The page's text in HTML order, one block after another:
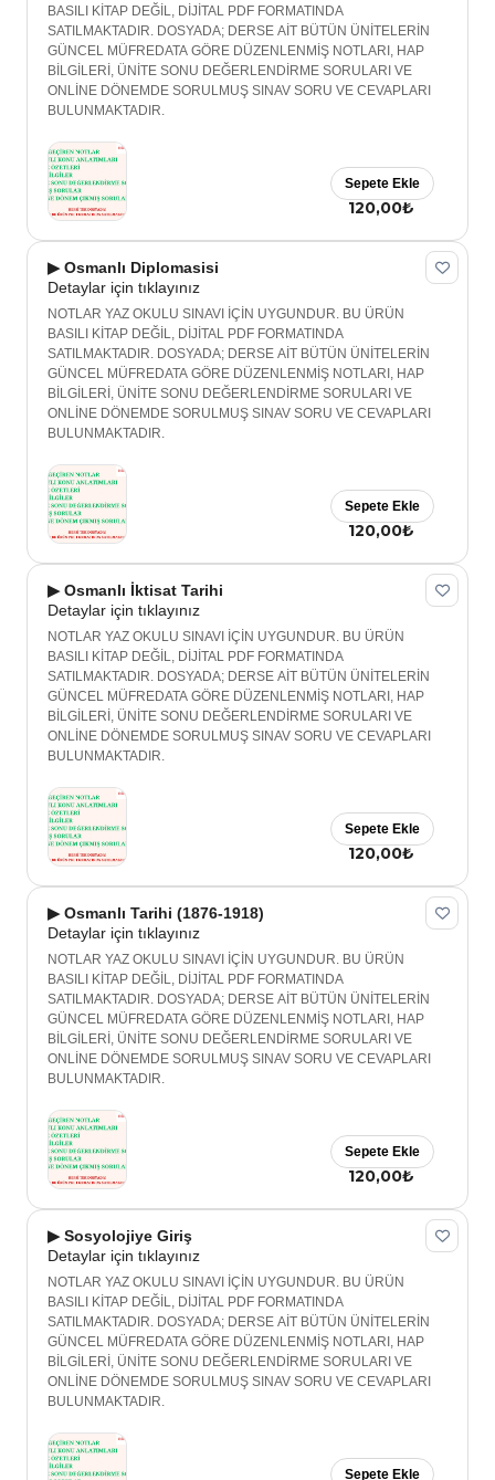
BASILI KİTAP DEĞİL, DİJİTAL PDF FORMATINDA
SATILMAKTADIR. DOSYADA; DERSE AİT BÜTÜN ÜNİTELERİN
GÜNCEL MÜFREDATA GÖRE DÜZENLENMİŞ NOTLARI, HAP
BİLGİLERİ, ÜNİTE SONU DEĞERLENDİRME SORULARI VE
ONLİNE DÖNEMDE SORULMUŞ SINAV SORU VE CEVAPLARI
BULUNMAKTADIR.
120,00₺
Sepete Ekle
▶ Osmanlı Diplomasisi
Detaylar için tıklayınız
NOTLAR YAZ OKULU SINAVI İÇİN UYGUNDUR. BU ÜRÜN
BASILI KİTAP DEĞİL, DİJİTAL PDF FORMATINDA
SATILMAKTADIR. DOSYADA; DERSE AİT BÜTÜN ÜNİTELERİN
GÜNCEL MÜFREDATA GÖRE DÜZENLENMİŞ NOTLARI, HAP
BİLGİLERİ, ÜNİTE SONU DEĞERLENDİRME SORULARI VE
ONLİNE DÖNEMDE SORULMUŞ SINAV SORU VE CEVAPLARI
BULUNMAKTADIR.
120,00₺
Sepete Ekle
▶ Osmanlı İktisat Tarihi
Detaylar için tıklayınız
NOTLAR YAZ OKULU SINAVI İÇİN UYGUNDUR. BU ÜRÜN
BASILI KİTAP DEĞİL, DİJİTAL PDF FORMATINDA
SATILMAKTADIR. DOSYADA; DERSE AİT BÜTÜN ÜNİTELERİN
GÜNCEL MÜFREDATA GÖRE DÜZENLENMİŞ NOTLARI, HAP
BİLGİLERİ, ÜNİTE SONU DEĞERLENDİRME SORULARI VE
ONLİNE DÖNEMDE SORULMUŞ SINAV SORU VE CEVAPLARI
BULUNMAKTADIR.
120,00₺
Sepete Ekle
▶ Osmanlı Tarihi (1876-1918)
Detaylar için tıklayınız
NOTLAR YAZ OKULU SINAVI İÇİN UYGUNDUR. BU ÜRÜN
BASILI KİTAP DEĞİL, DİJİTAL PDF FORMATINDA
SATILMAKTADIR. DOSYADA; DERSE AİT BÜTÜN ÜNİTELERİN
GÜNCEL MÜFREDATA GÖRE DÜZENLENMİŞ NOTLARI, HAP
BİLGİLERİ, ÜNİTE SONU DEĞERLENDİRME SORULARI VE
ONLİNE DÖNEMDE SORULMUŞ SINAV SORU VE CEVAPLARI
BULUNMAKTADIR.
120,00₺
Sepete Ekle
▶ Sosyolojiye Giriş
Detaylar için tıklayınız
NOTLAR YAZ OKULU SINAVI İÇİN UYGUNDUR. BU ÜRÜN
BASILI KİTAP DEĞİL, DİJİTAL PDF FORMATINDA
SATILMAKTADIR. DOSYADA; DERSE AİT BÜTÜN ÜNİTELERİN
GÜNCEL MÜFREDATA GÖRE DÜZENLENMİŞ NOTLARI, HAP
BİLGİLERİ, ÜNİTE SONU DEĞERLENDİRME SORULARI VE
ONLİNE DÖNEMDE SORULMUŞ SINAV SORU VE CEVAPLARI
BULUNMAKTADIR.
Sepete Ekle